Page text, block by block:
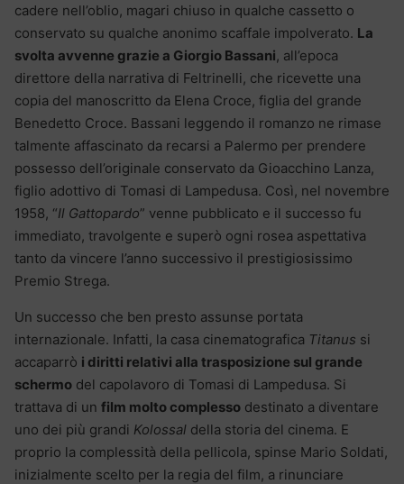
cadere nell’oblio, magari chiuso in qualche cassetto o
conservato su qualche anonimo scaffale impolverato. La
svolta avvenne grazie a Giorgio Bassani, all’epoca
direttore della narrativa di Feltrinelli, che ricevette una
copia del manoscritto da Elena Croce, figlia del grande
Benedetto Croce. Bassani leggendo il romanzo ne rimase
talmente affascinato da recarsi a Palermo per prendere
possesso dell’originale conservato da Gioacchino Lanza,
figlio adottivo di Tomasi di Lampedusa. Così, nel novembre
1958, “Il Gattopardo” venne pubblicato e il successo fu
immediato, travolgente e superò ogni rosea aspettativa
tanto da vincere l’anno successivo il prestigiosissimo
Premio Strega.
Un successo che ben presto assunse portata
internazionale. Infatti, la casa cinematografica Titanus si
accaparrò i diritti relativi alla trasposizione sul grande
schermo del capolavoro di Tomasi di Lampedusa. Si
trattava di un film molto complesso destinato a diventare
uno dei più grandi Kolossal della storia del cinema. E
proprio la complessità della pellicola, spinse Mario Soldati,
inizialmente scelto per la regia del film, a rinunciare